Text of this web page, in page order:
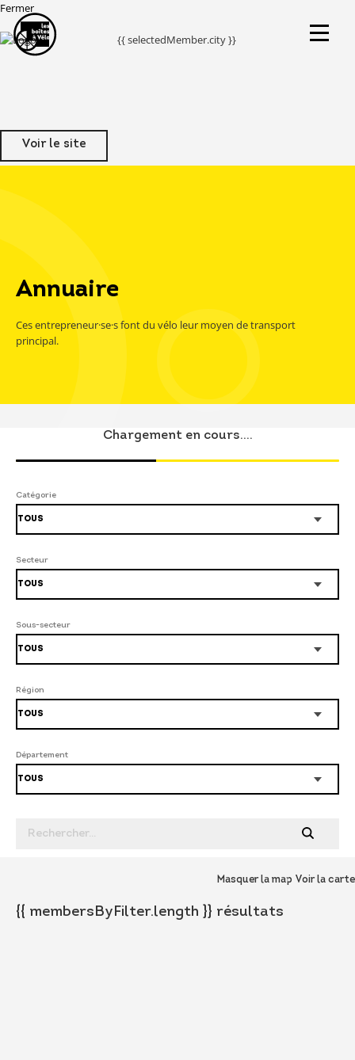
Fermer
{{ selectedMember.city }}
Voir le site
Annuaire
Ces entrepreneur·se·s font du vélo leur moyen de transport
principal.
Chargement en cours....
Catégorie
Secteur
Sous-secteur
Région
Département
{{ membersByFilter.length }} résultats
Masquer la map Voir la carte